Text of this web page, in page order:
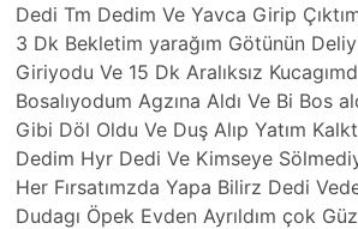
Dedi Tm Dedim Ve Yavca Girip
3 Dk Bekletim yarağım Götünün
Giriyodu Ve 15 Dk Aralıksız
Bosalıyodum Agzına Aldı Ve Bi Bos
Gibi Döl Oldu Ve Duş Alıp Yatım
Dedim Hyr Dedi Ve Kimseye
Her Fırsatımzda Yapa Bilirz Dedi
Dudagı Öpek Evden Ayrıldım çok